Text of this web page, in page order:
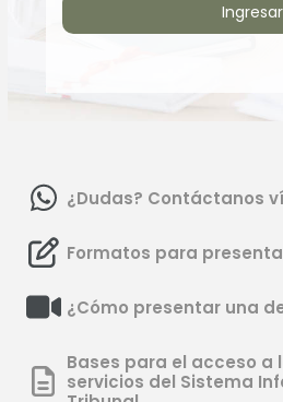
Ingresar
¿Dudas? Contáctanos
Formatos para
¿Cómo presentar una
Bases para el acceso a
servicios del Sistema